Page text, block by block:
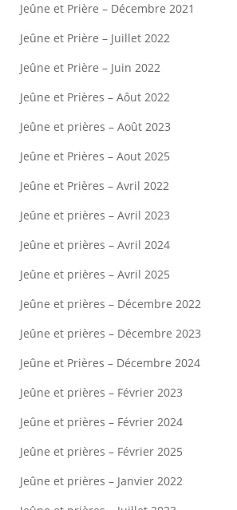
Jeûne et Prière – Décembre 2021
Jeûne et Prière – Juillet 2022
Jeûne et Prière – Juin 2022
Jeûne et Prières – Aôut 2022
Jeûne et prières – Août 2023
Jeûne et Prières – Aout 2025
Jeûne et Prières – Avril 2022
Jeûne et prières – Avril 2023
Jeûne et prières – Avril 2024
Jeûne et prières – Avril 2025
Jeûne et prières – Décembre 2022
Jeûne et prières – Décembre 2023
Jeûne et Prières – Décembre 2024
Jeûne et prières – Février 2023
Jeûne et prières – Février 2024
Jeûne et prières – Février 2025
Jeûne et prières – Janvier 2022